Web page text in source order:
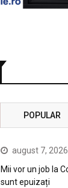
POPULAR
august 7, 2026
Mii vor un job la
sunt epuizați